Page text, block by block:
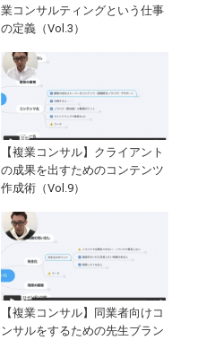
業コンサルティングという仕事
の定義（Vol.3）
【複業コンサル】クライアント
の成果を出すためのコンテンツ
作成術（Vol.9）
【複業コンサル】同業者向けコ
ンサルをするための先生ブラン